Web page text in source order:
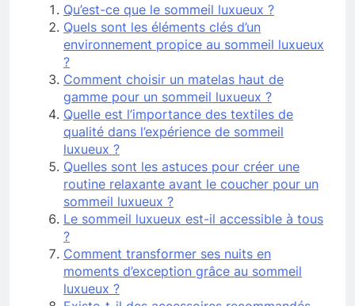
Qu’est-ce que le sommeil luxueux ?
Quels sont les éléments clés d’un
environnement propice au sommeil luxueux
?
Comment choisir un matelas haut de
gamme pour un sommeil luxueux ?
Quelle est l’importance des textiles de
qualité dans l’expérience de sommeil
luxueux ?
Quelles sont les astuces pour créer une
routine relaxante avant le coucher pour un
sommeil luxueux ?
Le sommeil luxueux est-il accessible à tous
?
Comment transformer ses nuits en
moments d’exception grâce au sommeil
luxueux ?